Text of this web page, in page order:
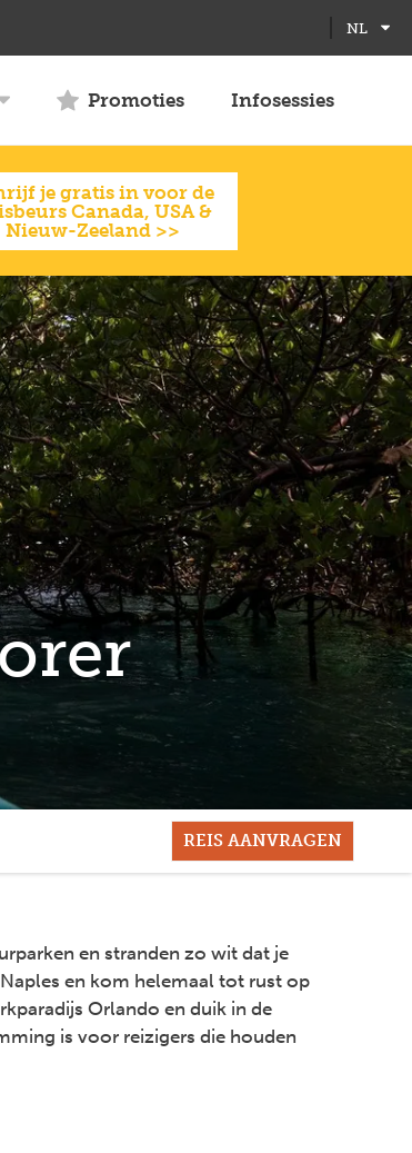
NL
Promoties Infosessies
je gratis in voor de
Canada, USA &
Nieuw-Zeeland >>
REIS AANVRAGEN
en stranden zo wit dat je
en kom helemaal tot rust op
Orlando en duik in de
is voor reizigers die houden
screen